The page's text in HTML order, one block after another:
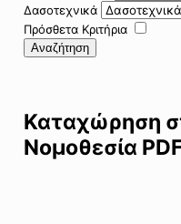
Δασοτεχνικά
Πρόσθετα Κριτήρια
Αναζήτηση
Καταχώρηση
Νομοθεσία